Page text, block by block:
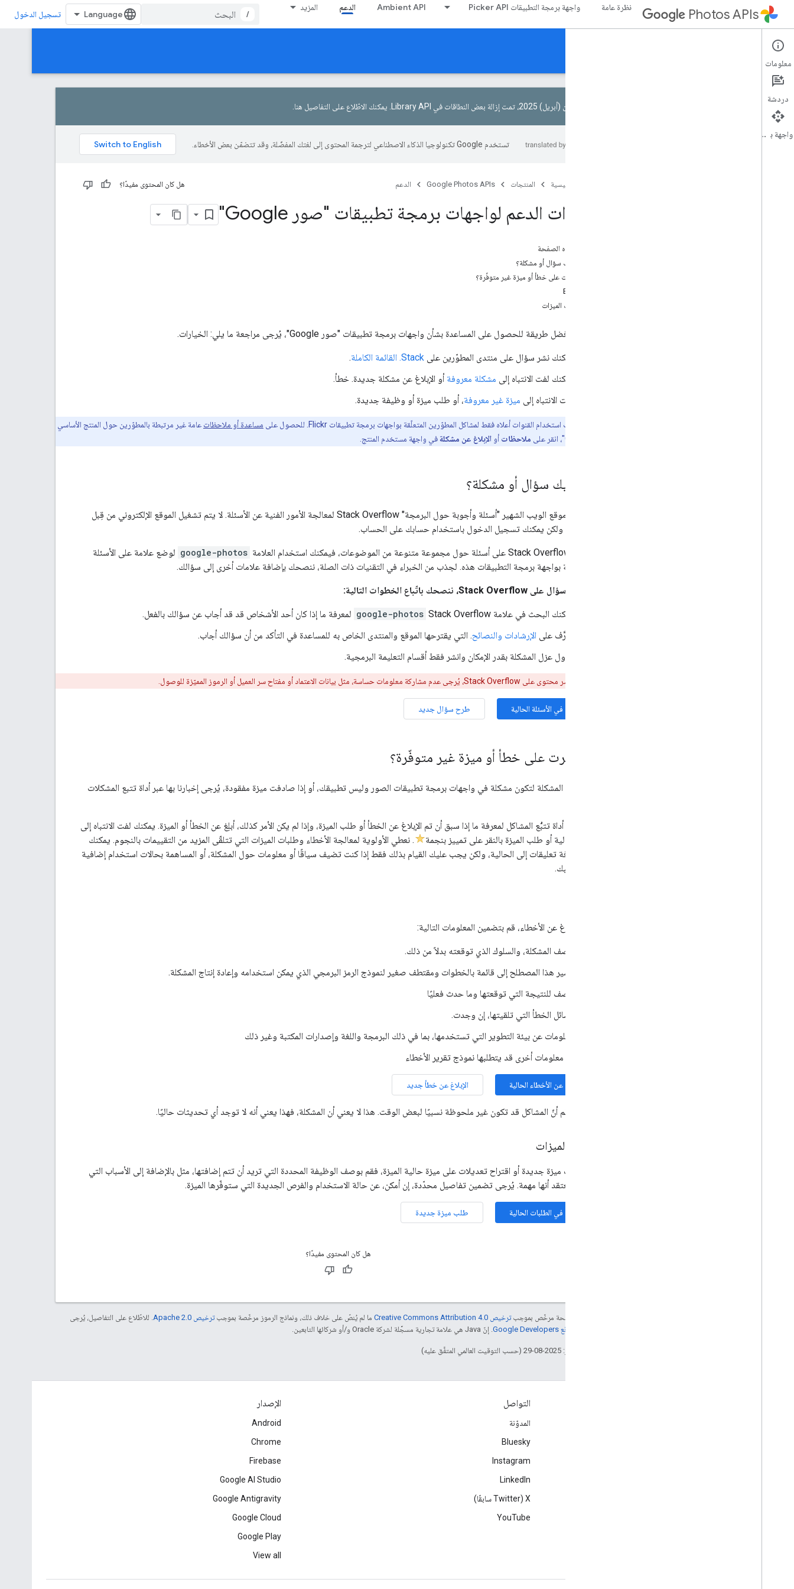
Photos APIs نظرة عامة واجهة برمجة التطبيقات Picker API Ambient API الدعم المزيد
/ تسجيل الدخول
الدعم
كيفية الحصول على مساعدة
يمكنك الاطّلاع على التفاصيل هنا
تستخدم Google تكنولوجيا الذكاء الاصطناعي لترجمة المحتوى إلى لغتك المفضّلة، وقد تتضمّن بعض الأخطاء.
الصفحة الرئيسية المنتجات Google Photos APIs الدعم هل كان المحتوى مفيدًا؟
خيارات الدعم لواجهات برمجة تطبيقات "صور Google"
على هذه الصفحة
هل لديك سؤال أو مشكلة؟
هل عثرت على خطأ أو ميزة غير متوفّرة؟
Bugs
طلبات الميزات
لتحديد أفضل طريقة للحصول على المساعدة بشأن واجهات برمجة تطبيقات "صور Google"، يُرجى مراجعة ما يلي: الخيارات.
يمكنك نشر سؤال على منتدى المطوّرين على Stack. القائمة الكاملة
.
يمكنك لفت الانتباه إلى مشكلة معروفة أو الإبلاغ عن مشكلة جديدة. خطأ.
لفت الانتباه إلى ميزة غير معروفة، أو طلب ميزة أو وظيفة جديدة.
يجب استخدام القنوات أعلاه فقط لمشاكل المطوّرين المتعلّقة بواجهات برمجة تطبيقات Flickr. للحصول على مساعدة أو ملاحظات عامة غير مرتبطة بالمطوّرين حول المنتج الأساسي
ملاحظات أو الإبلاغ عن مشكلة في واجهة مستخدم المنتج.
هل لديك سؤال أو مشكلة؟
نستخدم موقع الويب الشهير "أسئلة وأجوبة حول البرمجة" Stack Overflow لمعالجة الأمور الفنية عن الأسئلة. لا يتم تشغيل الموقع الإلكتروني من قِبل
google-photos لوضع علامة على الأسئلة
ذات الصلة بواجهة برمجة التطبيقات هذه. لجذب من الخبراء في التقنيات ذات الصلة، ننصحك بإضافة علامات أخرى إلى سؤالك.
قبل نشر سؤال على Stack Overflow، ننصحك باتّباع الخطوات التالية:
يمكنك البحث في علامة Stack Overflow google-photos لمعرفة ما إذا كان أحد الأشخاص قد قد أجاب عن سؤالك بالفعل.
تعرَّف على الإرشادات والنصائح. التي يقترحها الموقع والمنتدى الخاص به للمساعدة في التأكد من أن سؤالك أجاب.
حاول عزل المشكلة بقدر الإمكان وانشر فقط أقسام التعليمة البرمجية.
عند نشر محتوى على Stack Overflow، يُرجى عدم مشاركة معلومات حساسة، مثل بيانات الاعتماد أو مفتاح سر العميل أو الرموز المميّزة للوصول.
البحث في الأسئلة الحالية طرح سؤال جديد
هل عثرت على خطأ أو ميزة غير متوفّرة؟
إذا حددت المشكلة لتكون مشكلة في واجهات برمجة تطبيقات الصور وليس تطبيقك، أو إذا صادفت ميزة مفقودة، يُرجى إخبارنا بها عبر أداة تتبع المشكلات
ابحث في أداة تتبُّع المشاكل لمعرفة ما إذا سبق أن تم الإبلاغ عن الخطأ أو طلب الميزة، وإذا لم يكن الأمر كذلك، أبلِغ عن الخطأ أو الميزة. يمكنك لفت الانتباه إلى
مشكلة حالية أو طلب الميزة بالنقر على تمييز بنجمة
. نعطي الأولوية لمعالجة الأخطاء وطلبات الميزات التي تتلقّى المزيد من التقييمات بالنجوم. يمكنك
أيضًا إضافة تعليقات إلى الحالية، ولكن يجب عليك القيام بذلك فقط إذا كنت تضيف سياقًا أو معلومات حول المشكلة، أو المساهمة بحالات استخدام إضافية
للميزة طلبك.
أثناء الإبلاغ عن الأخطاء، قم بتضمين المعلومات التالية:
وصف المشكلة، والسلوك الذي توقعته بدلاً من ذلك.
يشير هذا المصطلح إلى قائمة بالخطوات ومقتطف صغير لنموذج الرمز البرمجي الذي يمكن استخدامه وإعادة إنتاج المشكلة.
وصف للنتيجة التي توقعتها وما حدث فعليًا
رسائل الخطأ التي تلقيتها، إن وجدت.
معلومات عن بيئة التطوير التي تستخدمها، بما في ذلك البرمجة واللغة وإصدارات المكتبة وغير ذلك
أي معلومات أخرى قد يتطلبها نموذج تقرير الأخطاء
البحث عن الأخطاء الحالية الإبلاغ عن خطأ جديد
يُرجى العِلم أنّ المشاكل قد تكون غير ملحوظة نسبيًا لبعض الوقت. هذا لا يعني أن المشكلة، فهذا يعني أنه لا توجد أي تحديثات حاليًا.
طلبات الميزات
أثناء طلب ميزة جديدة أو اقتراح تعديلات على ميزة حالية الميزة، فقم بوصف الوظيفة المحددة التي تريد أن تتم إضافتها، مثل بالإضافة إلى الأسباب التي
تجعلك تعتقد أنها مهمة. يُرجى تضمين تفاصيل محدّدة، إن أمكن، عن حالة الاستخدام والفرص الجديدة التي ستوفّرها الميزة.
البحث في الطلبات الحالية طلب ميزة جديدة
هل كان المحتوى مفيدًا؟
إنّ محتوى هذه الصفحة مرخّص بموجبترخيص Creative Commons Attribution 4.0‏ ما لم يُنصّ على خلاف ذلك، ونماذج الرموز مرخّصة بموجبترخيص Apache 2.0‏
. للاطّلاع على التفاصيل، يُرجى
سياسات موقع Google Developers‏ . إنّ Java هي علامة تجارية مسجَّلة لشركة Oracle و/أو شركائها التابعين.
تاريخ التعديل الأخير: 2025-08-29 (حسب التوقيت العالمي المتفَّق عليه)
التواصل
المدوّنة
Bluesky
Instagram
LinkedIn
‫X ‏(Twitter سابقًا)
YouTube
الإصدار
Android
Chrome
Firebase
Google AI Studio
Google Antigravity
Google Cloud
Google Play
View all
معلومات
دردشة
واجهة برمجة التطبيقات